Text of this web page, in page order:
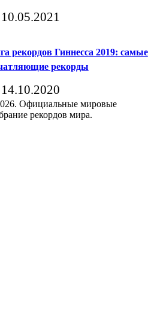
10.05.2021
рекордов Гиннесса 2019: самые
рекорды
14.10.2020
Официальные мировые
рекордов мира.